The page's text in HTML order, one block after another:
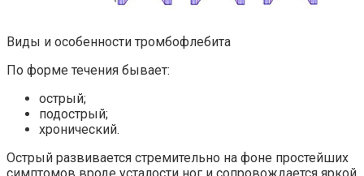
Виды и особенности тромбофлебита
По форме течения бывает:
острый;
подострый;
хронический.
Острый развивается стремительно на фоне простейших